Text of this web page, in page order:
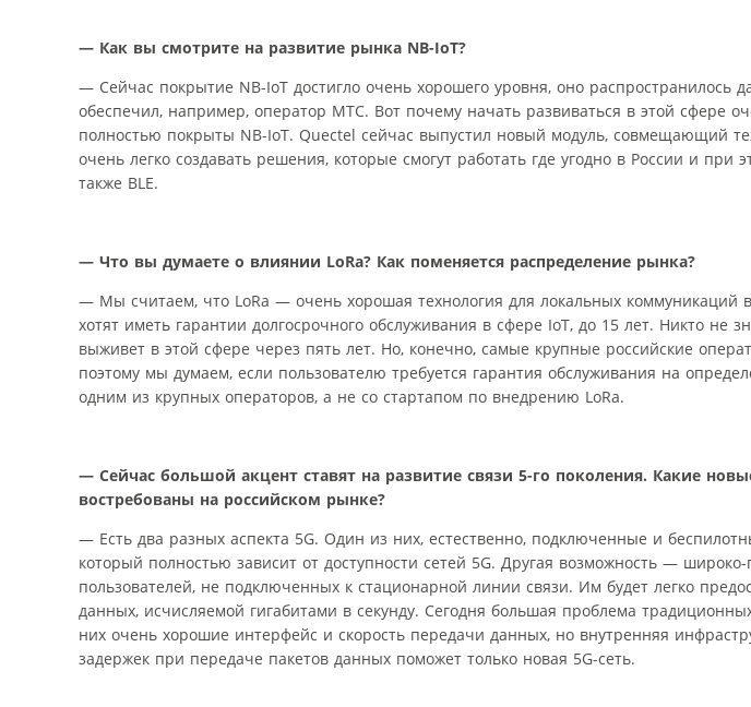
— Как вы смотрите на развитие рынка NB-IoT?
— Сейчас покрытие NB-IoT достигло очень хорошего уровня, оно распространилось
обеспечил, например, оператор МТС. Вот почему начать развиваться в этой сфере
полностью покрыты NB-IoT. Quectel сейчас выпустил новый модуль, совмещающий
очень легко создавать решения, которые смогут работать где угодно в России и при
также BLE.
— Что вы думаете о влиянии LoRa? Как поменяется распределение рынка?
— Мы считаем, что LoRa — очень хорошая технология для локальных коммуникаций
хотят иметь гарантии долгосрочного обслуживания в сфере IoT, до 15 лет. Никто не
выживет в этой сфере через пять лет. Но, конечно, самые крупные российские
поэтому мы думаем, если пользователю требуется гарантия обслуживания на
одним из крупных операторов, а не со стартапом по внедрению LoRa.
— Сейчас большой акцент ставят на развитие связи 5-го поколения. Какие
востребованы на российском рынке?
— Есть два разных аспекта 5G. Один из них, естественно, подключенные и
который полностью зависит от доступности сетей 5G. Другая возможность —
пользователей, не подключенных к стационарной линии связи. Им будет легко
данных, исчисляемой гигабитами в секунду. Сегодня большая проблема
них очень хорошие интерфейс и скорость передачи данных, но внутренняя
задержек при передаче пакетов данных поможет только новая 5G-сеть.